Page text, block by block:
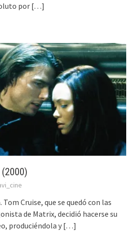
por […]
Cruise, que se quedó con las
de Matrix, decidió hacerse su
produciéndola y […]